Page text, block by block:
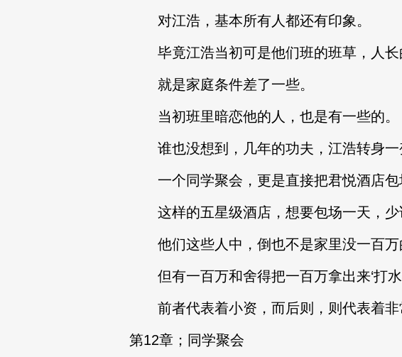
对江浩，基本所有人都还有印象。
毕竟江浩当初可是他们班的班草，人长
就是家庭条件差了一些。
当初班里暗恋他的人，也是有一些的。
谁也没想到，几年的功夫，江浩转身一
一个同学聚会，更是直接把君悦酒店包
这样的五星级酒店，想要包场一天，少
他们这些人中，倒也不是家里没一百万
但有一百万和舍得把一百万拿出来‘打水
前者代表着小资，而后则，则代表着非
第12章；同学聚会